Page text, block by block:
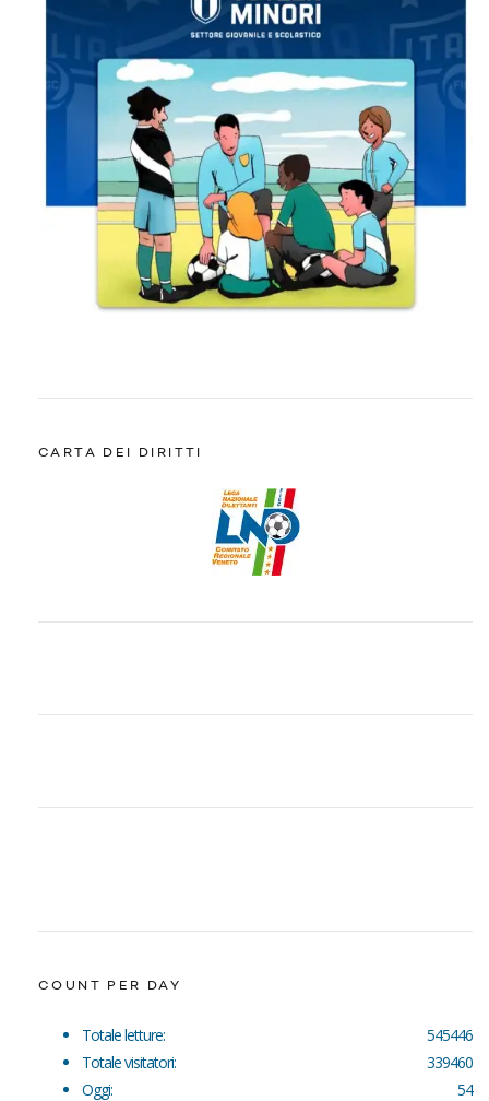
CARTA DEI DIRITTI
COUNT PER DAY
545446
Totale letture:
339460
Totale visitatori:
54
Oggi: